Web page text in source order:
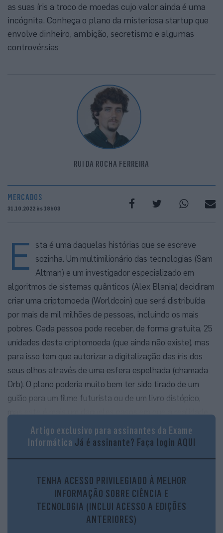
as suas íris a troco de moedas cujo valor ainda é uma
incógnita. Conheça o plano da misteriosa startup que
envolve dinheiro, ambição, secretismo e algumas
controvérsias
RUI DA ROCHA FERREIRA
MERCADOS
31.10.2022 às 18h03
E
sta é uma daquelas histórias que se escreve
sozinha. Um multimilionário das tecnologias (Sam
Altman) e um investigador especializado em
algoritmos de sistemas quânticos (Alex Blania) decidiram
criar uma criptomoeda (Worldcoin) que será distribuída
por mais de mil milhões de pessoas, incluindo os mais
pobres. Cada pessoa pode receber, de forma gratuita, 25
unidades desta criptomoeda (que ainda não existe), mas
para isso tem que autorizar a digitalização das íris dos
seus olhos através de uma esfera espelhada (chamada
Orb). O plano poderia muito bem ter sido tirado de um
guião para um filme futurista ou de um livro distópico,
supera a ficção. E para angariar o maior número possível
de utilizadores (e íris) na Europa escolheram para liderar
Artigo exclusivo para assinantes da Exame
Informática Já é assinante? Faça login AQUI
TENHA ACESSO PRIVILEGIADO À MELHOR
INFORMAÇÃO SOBRE CIÊNCIA E
TECNOLOGIA (INCLUI ACESSO A EDIÇÕES
ANTERIORES)